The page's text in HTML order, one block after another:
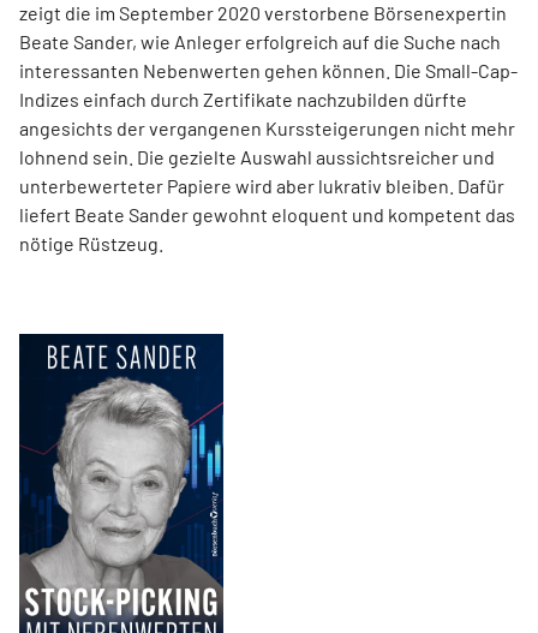
zeigt die im September 2020 verstorbene Börsenexpertin
Beate Sander, wie Anleger erfolgreich auf die Suche nach
interessanten Nebenwerten gehen können. Die Small-Cap-
Indizes einfach durch Zertifikate nachzubilden dürfte
angesichts der vergangenen Kurssteiger­ungen nicht mehr
lohnend sein. Die gezielte Auswahl aussichtsreicher und
unterbewerteter Papiere wird aber lukrativ bleiben. Dafür
liefert Beate Sander gewohnt eloquent und kompetent das
nötige Rüstzeug.